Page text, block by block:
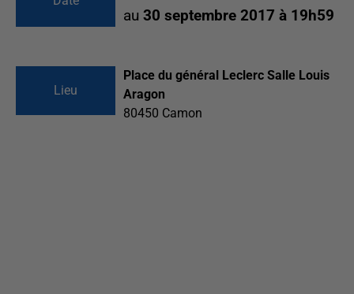
au 30 septembre 2017 à 19h59
Lieu
Place du général Leclerc Salle Louis
Aragon
80450 Camon